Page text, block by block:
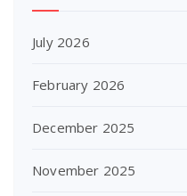
July 2026
February 2026
December 2025
November 2025